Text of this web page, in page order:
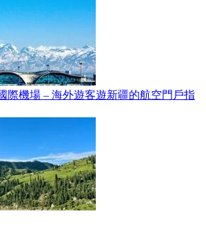
際機場 – 海外遊客遊新疆的航空門戶指